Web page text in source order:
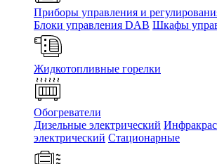
Приборы управления и
Блоки управления DAB Шкафы
Жидкотопливные горелки
Обогреватели
Дизельные электрический
электрический Стационарные